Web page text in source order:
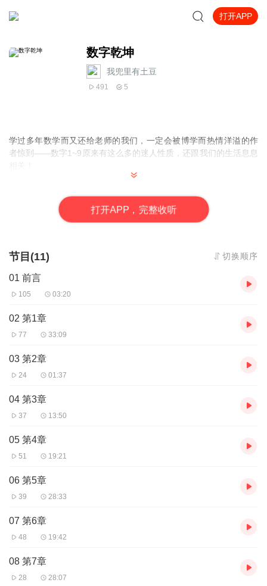
打开APP
数字乾坤
我兜里有土豆
491 5
学过多年数学而又还给老师的我们，一定会被博学而热情洋溢的作
者惊到——数字1~9原来有这么多的迷人性质，还跟我们的生活息息
数字1：取一个随机的正整数，第一位为1的概率有多大？当然是九
分之一。然而如果改变一下场景，比如计算城镇的人口规模呢？第
同样的背离。根据本福特定律，这些现象的第一位的值为n的概率是
log10(1+1/n)。这种违反直觉的小数字倾向已被应用到法律中，偷税
者造假的数据很可能违反本福特定律从而引发稽查。
数字3：为什么下水道井盖是圆的？井盖也可以是方形，而且也容易
制造些。问题是一旦方形井盖被揭开——通常超过50kg重——就很
容易掉进洞里去。为了避免掉下去，井盖各个角度的宽度应该设计
成一样的。显然圆具有这种特性，因为最大宽度就是圆的直径。各
个角度具有相同宽度的形状被称为定宽曲线。最简单的非圆定宽曲
线是勒洛三角形。生活中勒洛三角形被用于标志物，其他等宽曲线
分，遇到不懂的可以跳过去，若有缘你们后会有期！
如果你是文科生，这本书一定能让你有别于同侪的知识和脑洞，让
数字1到9有各种惊人的特性。例如，要洗几次扑克牌才能洗匀？为
什么所有的井盖都是圆的？妈妈如何能分辨出孩子的声音？你知道
颜色怎样确保地图上任何相邻区域都不会颜色一样？在《数字乾
坤》中，马克·钱伯兰将带领读者领略数字的迷人之处，了解它们的
打开APP，完整收听
节目(11) 切换顺序
01 前言
105 03:20
02 第1章
77 33:09
03 第2章
24 01:37
04 第3章
37 13:50
05 第4章
51 19:21
06 第5章
39 28:33
07 第6章
48 19:42
08 第7章
28 28:07